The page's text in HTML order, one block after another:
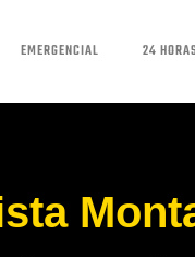
EMERGENCIAL 24 HORAS